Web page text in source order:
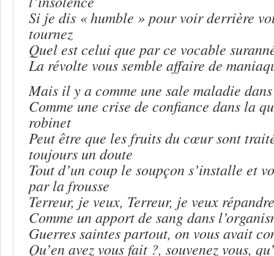
Si je dis « humble » pour voir derrière
tournez
Quel est celui que par ce vocable
La révolte vous semble affaire de
Mais il y a comme une sale maladie
Comme une crise de confiance dans la
robinet
Peut être que les fruits du cœur sont
toujours un doute
Tout d’un coup le soupçon s’installe et
par la frousse
Terreur, je veux, Terreur, je veux répandre
Comme un apport de sang dans
Guerres saintes partout, on vous avait
Qu’en avez vous fait ?, souvenez vous,